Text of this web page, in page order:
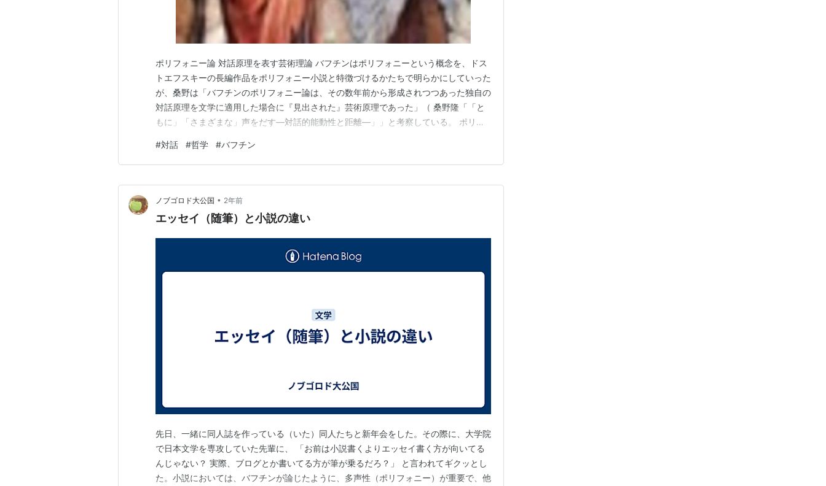
ポリフォニー論 対話原理を表す芸術理論 バフチンはポリフォニーという概念を、ドス
トエフスキーの長編作品をポリフォニー小説と特徴づけるかたちで明らかにしていった
が、桑野は「バフチンのポリフォニー論は、その数年前から形成されつつあった独自の
対話原理を文学に適用した場合に『見出された』芸術原理であった」（ 桑野隆「「と
もに」「さまざまな」声をだす―対話的能動性と距離―」」と考察している。 ポリフ
話〉という用語をイコールで用いるバフチンは、ポリフォニー（多声的な）交わりのあ
り方を対話として捉えていたと考えられるが、そのような…
#対話 #哲学 #バフチン
ノブゴロド大公国 • 2年前
エッセイ（随筆）と小説の違い
先日、一緒に同人誌を作っている（いた）同人たちと新年会をした。その際に、大学院
で日本文学を専攻していた先輩に、 「お前は小説書くよりエッセイ書く方が向いてる
んじゃない？ 実際、ブログとか書いてる方が筆が乗るだろ？」 と言われてギクッとし
た。小説においては、バフチンが論じたように、多声性（ポリフォニー）が重要で、他